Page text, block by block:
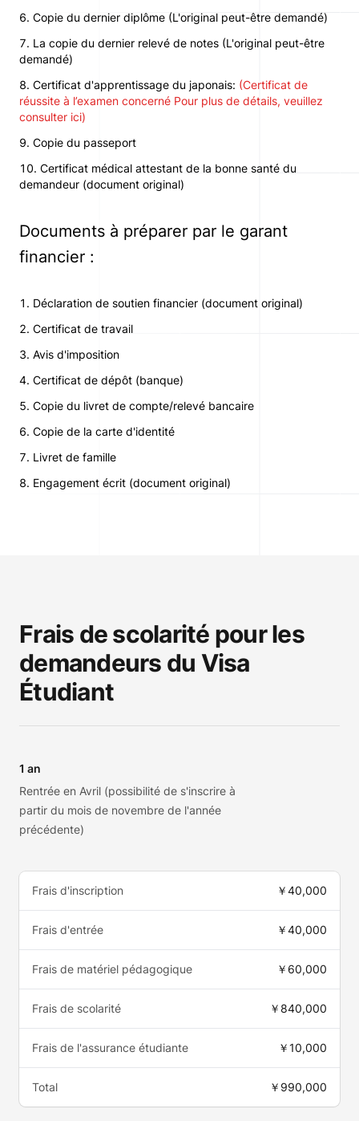
Copie du dernier diplôme (L'original peut-être demandé)
La copie du dernier relevé de notes (L'original peut-être
demandé)
Certificat d'apprentissage du japonais: (Certificat de
réussite à l’examen concerné Pour plus de détails, veuillez
consulter ici)
Copie du passeport
Certificat médical attestant de la bonne santé du
demandeur (document original)
Documents à préparer par le garant
financier :
Déclaration de soutien financier (document original)
Certificat de travail
Avis d'imposition
Certificat de dépôt (banque)
Copie du livret de compte/relevé bancaire
Copie de la carte d'identité
Livret de famille
Engagement écrit (document original)
Frais de scolarité pour les
demandeurs du Visa
Étudiant
1 an
Rentrée en Avril (possibilité de s'inscrire à
partir du mois de novembre de l'année
précédente)
Frais d'inscription ￥40,000
Frais d'entrée ￥40,000
Frais de matériel pédagogique ￥60,000
Frais de scolarité ￥840,000
Frais de l'assurance étudiante ￥10,000
Total ￥990,000